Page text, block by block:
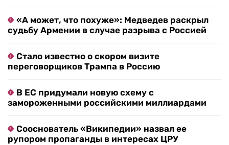
«А может, что похуже»: Медведев раскрыл
судьбу Армении в случае разрыва с Россией
Стало известно о скором визите
переговорщиков Трампа в Россию
В ЕС придумали новую схему с
замороженными российскими миллиардами
Сооснователь «Википедии» назвал ее
рупором пропаганды в интересах ЦРУ